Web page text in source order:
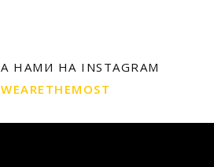
НАМИ НА INSTAGRAM